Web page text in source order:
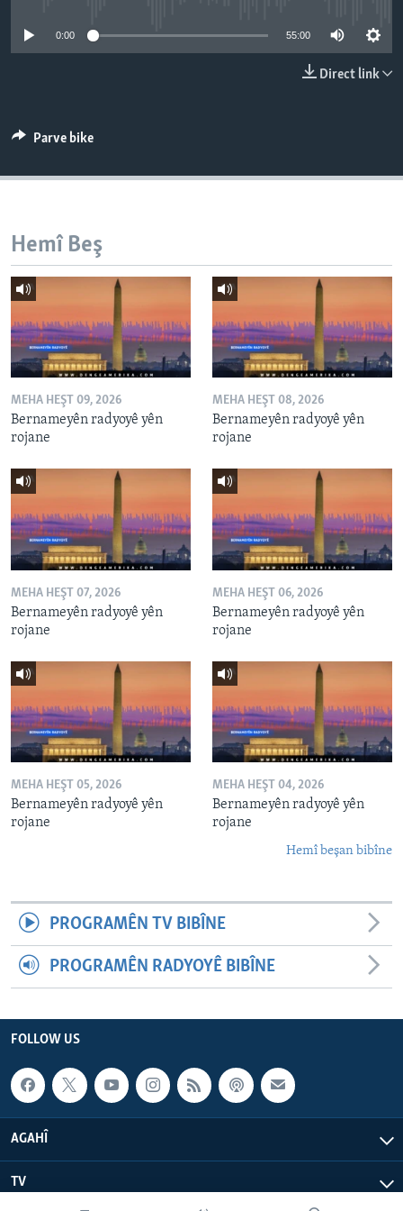
SERNIVÎS
Learning English
FOLLOW US
Zimanên Din
0:00 55:00
Direct link
Parve bike
Hemî Beş
MEHA HEŞT 09, 2026
Bernameyên radyoyê yên
rojane
MEHA HEŞT 08, 2026
Bernameyên radyoyê yên
rojane
MEHA HEŞT 07, 2026
Bernameyên radyoyê yên
rojane
MEHA HEŞT 06, 2026
Bernameyên radyoyê yên
rojane
MEHA HEŞT 05, 2026
Bernameyên radyoyê yên
rojane
MEHA HEŞT 04, 2026
Bernameyên radyoyê yên
rojane
Hemî beşan bibîne
PROGRAMÊN TV BIBÎNE
PROGRAMÊN RADYOYÊ BIBÎNE
FOLLOW US
AGAHÎ
TV